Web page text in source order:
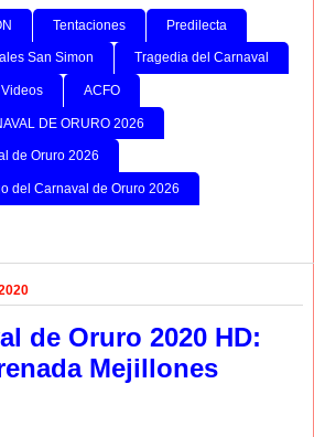
Tentaciones Predilecta
San Simon Tragedia del Carnaval
Videos ACFO
DE ORURO 2026
de Oruro 2026
del Carnaval de Oruro 2026
de Oruro 2020 HD:
Mejillones